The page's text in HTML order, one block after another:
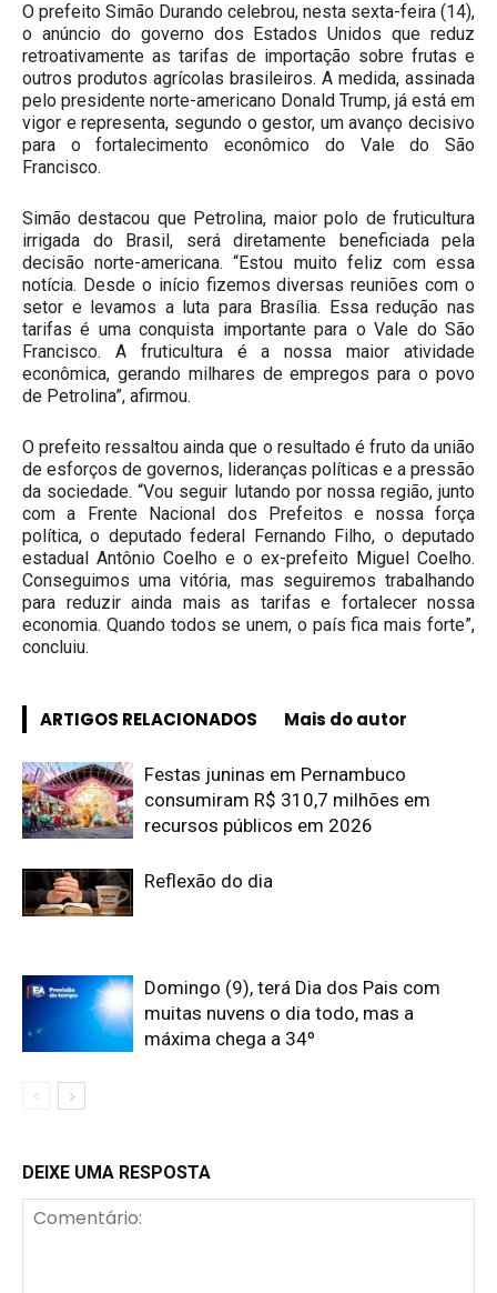
O prefeito Simão Durando celebrou, nesta sexta-feira (14),
o anúncio do governo dos Estados Unidos que reduz
retroativamente as tarifas de importação sobre frutas e
outros produtos agrícolas brasileiros. A medida, assinada
pelo presidente norte-americano Donald Trump, já está em
vigor e representa, segundo o gestor, um avanço decisivo
para o fortalecimento econômico do Vale do São
Francisco.
Simão destacou que Petrolina, maior polo de fruticultura
irrigada do Brasil, será diretamente beneficiada pela
decisão norte-americana. “Estou muito feliz com essa
notícia. Desde o início fizemos diversas reuniões com o
setor e levamos a luta para Brasília. Essa redução nas
tarifas é uma conquista importante para o Vale do São
Francisco. A fruticultura é a nossa maior atividade
econômica, gerando milhares de empregos para o povo
de Petrolina”, afirmou.
O prefeito ressaltou ainda que o resultado é fruto da união
de esforços de governos, lideranças políticas e a pressão
da sociedade. “Vou seguir lutando por nossa região, junto
com a Frente Nacional dos Prefeitos e nossa força
política, o deputado federal Fernando Filho, o deputado
estadual Antônio Coelho e o ex-prefeito Miguel Coelho.
Conseguimos uma vitória, mas seguiremos trabalhando
para reduzir ainda mais as tarifas e fortalecer nossa
economia. Quando todos se unem, o país fica mais forte”,
concluiu.
ARTIGOS RELACIONADOS Mais do autor
Festas juninas em Pernambuco
consumiram R$ 310,7 milhões em
recursos públicos em 2026
Reflexão do dia
Domingo (9), terá Dia dos Pais com
muitas nuvens o dia todo, mas a
máxima chega a 34º
DEIXE UMA RESPOSTA